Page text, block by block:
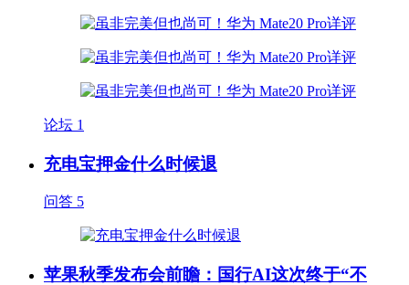
论坛 1
充电宝押金什么时候退
问答 5
苹果秋季发布会前瞻：国行AI这次终于“不